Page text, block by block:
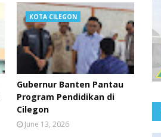
KOTA CILEGON
Gubernur Banten Pantau
Program Pendidikan di
Cilegon
June 13, 2026